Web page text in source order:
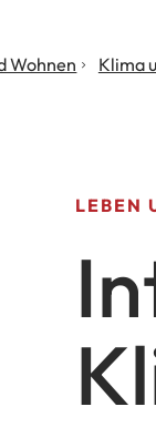
Wohnen Klima
LEBEN